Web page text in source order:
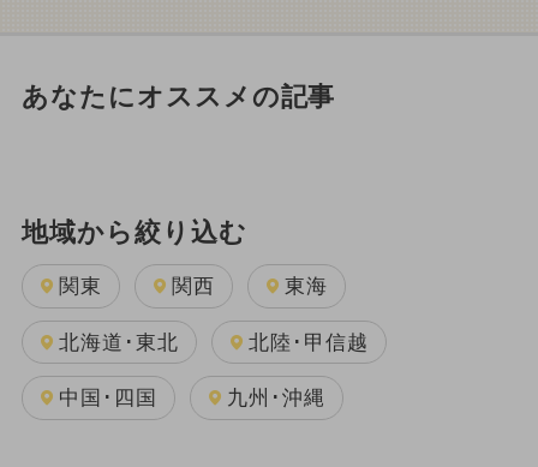
あなたにオススメの記事
地域から絞り込む
関東 関西 東海
北海道･東北 北陸･甲信越
中国･四国 九州･沖縄